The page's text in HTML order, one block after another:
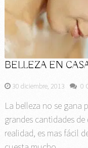
BELLEZA EN
30 diciembre, 2013 0
La belleza no se gana
grandes cantidades
realidad, es mas fácil